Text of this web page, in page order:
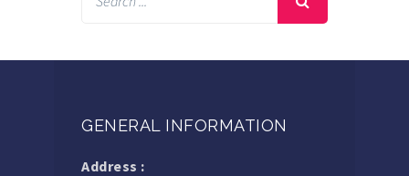
GENERAL INFORMATION
Address :